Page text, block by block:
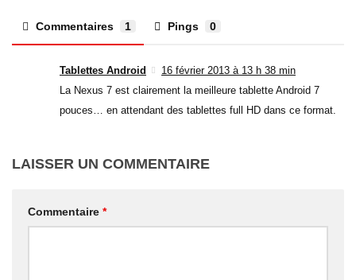
Commentaires 1 Pings 0
Tablettes Android
16 février 2013 à 13 h 38 min
La Nexus 7 est clairement la meilleure tablette Android 7
pouces… en attendant des tablettes full HD dans ce format.
LAISSER UN COMMENTAIRE
Commentaire *